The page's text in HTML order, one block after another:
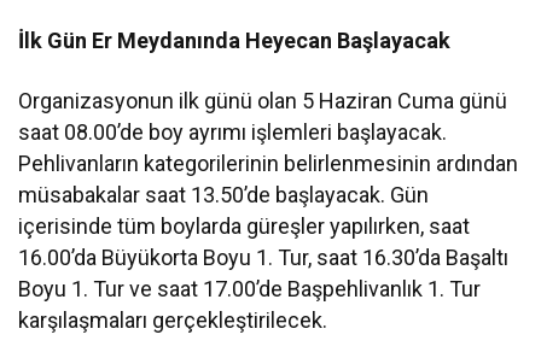
İlk Gün Er Meydanında Heyecan Başlayacak
Organizasyonun ilk günü olan 5 Haziran Cuma günü
saat 08.00’de boy ayrımı işlemleri başlayacak.
Pehlivanların kategorilerinin belirlenmesinin ardından
müsabakalar saat 13.50’de başlayacak. Gün
içerisinde tüm boylarda güreşler yapılırken, saat
16.00’da Büyükorta Boyu 1. Tur, saat 16.30’da Başaltı
Boyu 1. Tur ve saat 17.00’de Başpehlivanlık 1. Tur
karşılaşmaları gerçekleştirilecek.